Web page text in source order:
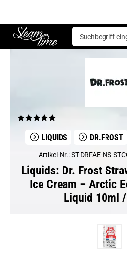
Steam time
Liquids
LIQUIDS DR.FROST
Artikel-Nr.: ST-DRFAE-NS-
Liquids: Dr. Frost
Ice Cream – Arctic
Liquid 10ml